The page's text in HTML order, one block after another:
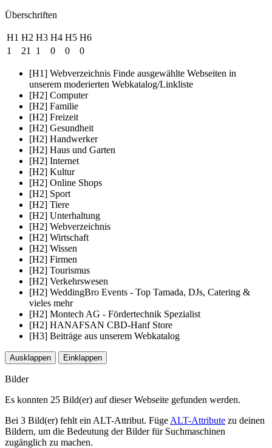
Überschriften
H1 H2 H3 H4 H5 H6
1
21 1 0 0 0
[H1] Webverzeichnis Finde ausgewählte Webseiten in
unserem moderierten Webkatalog/Linkliste
[H2] Computer
[H2] Familie
[H2] Freizeit
[H2] Gesundheit
[H2] Handwerker
[H2] Haus und Garten
[H2] Internet
[H2] Kultur
[H2] Online Shops
[H2] Sport
[H2] Tiere
[H2] Unterhaltung
[H2] Webverzeichnis
[H2] Wirtschaft
[H2] Wissen
[H2] Firmen
[H2] Tourismus
[H2] Verkehrswesen
[H2] WeddingBro Events - Top Tamada, DJs, Catering &
vieles mehr
[H2] Montech AG - Fördertechnik Spezialist
[H2] HANAFSAN CBD-Hanf Store
[H3] Beiträge aus unserem Webkatalog
Ausklappen Einklappen
Bilder
Es konnten 25 Bild(er) auf dieser Webseite gefunden werden.
Bei 3 Bild(er) fehlt ein ALT-Attribut. Füge ALT-Attribute zu deinen
Bildern, um die Bedeutung der Bilder für Suchmaschinen
zugänglich zu machen.